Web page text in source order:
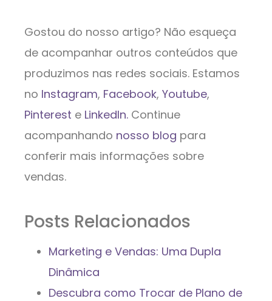
Gostou do nosso artigo? Não esqueça
de acompanhar outros conteúdos que
produzimos nas redes sociais. Estamos
no Instagram, Facebook, Youtube,
Pinterest e LinkedIn. Continue
acompanhando nosso blog para
conferir mais informações sobre
vendas.
Posts Relacionados
Marketing e Vendas: Uma Dupla
Dinâmica
Descubra como Trocar de Plano de